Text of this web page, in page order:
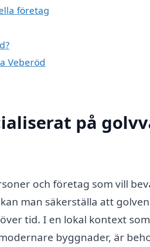
företag
Veberöd
på
och företag som vill
man säkerställa att
tid. I en lokal kontext som
byggnader, är